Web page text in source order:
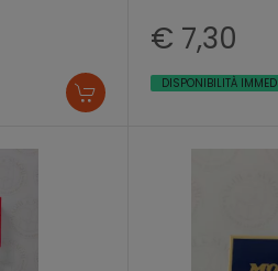
€ 7,30
DISPONIBILITÀ